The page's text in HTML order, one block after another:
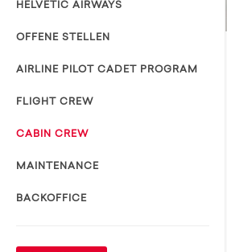
HELVETIC AIRWAYS
OFFENE STELLEN
AIRLINE PILOT CADET PROGRAM
FLIGHT CREW
CABIN CREW
MAINTENANCE
BACKOFFICE